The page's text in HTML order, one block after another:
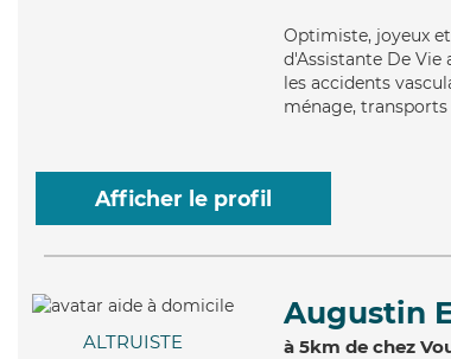
Optimiste, joyeux
d'Assistante De Vie
les accidents
ménage,
Afficher le profil
ALTRUISTE
Augustin
à 5km de chez